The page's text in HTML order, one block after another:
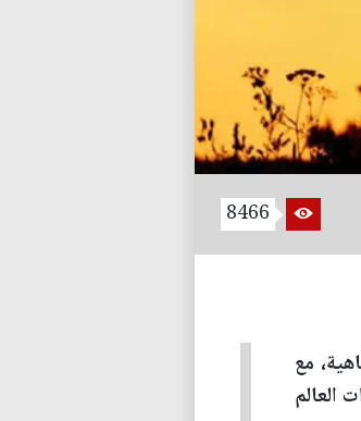
8466
مع
العالم